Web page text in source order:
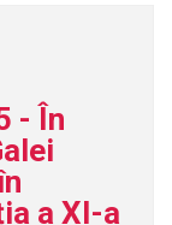
- În
a XI-a